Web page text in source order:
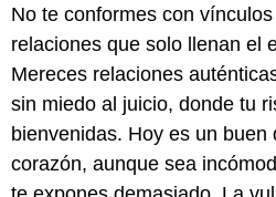
No te conformes con
relaciones que solo llenan el
Mereces relaciones
sin miedo al juicio, donde tu
bienvenidas. Hoy es un buen
corazón, aunque sea